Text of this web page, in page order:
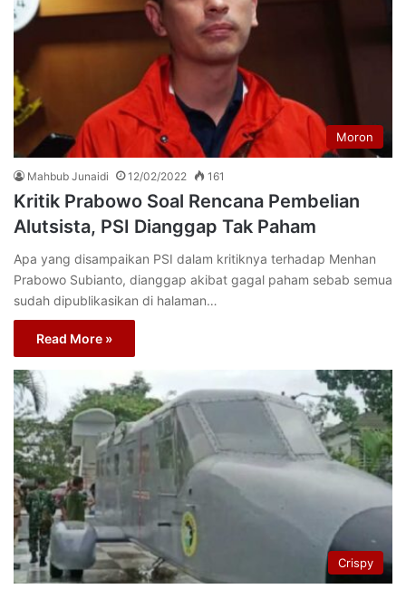
Moron
Mahbub Junaidi 12/02/2022 161
Kritik Prabowo Soal Rencana Pembelian
Alutsista, PSI Dianggap Tak Paham
Apa yang disampaikan PSI dalam kritiknya terhadap Menhan
Prabowo Subianto, dianggap akibat gagal paham sebab semua
sudah dipublikasikan di halaman…
Read More »
Crispy